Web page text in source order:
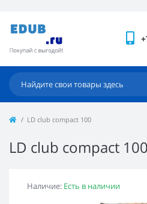
LD club compact 100
LD club compact 100
Наличие: Есть в наличии